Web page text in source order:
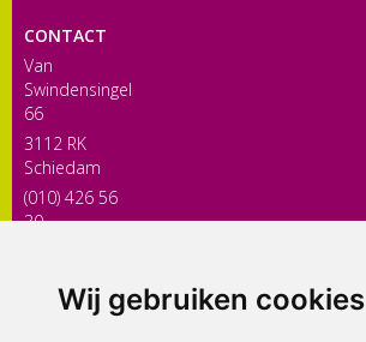
Wij gebruiken cookies
CONTACT
Van
Swindensingel
66
3112 RK
Schiedam
(010) 426 56
30
ONDERDEEL VAN